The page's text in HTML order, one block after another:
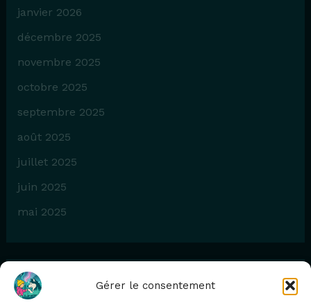
Gérer le consentement
janvier 2026
décembre 2025
novembre 2025
octobre 2025
septembre 2025
août 2025
juillet 2025
juin 2025
mai 2025
Catégories